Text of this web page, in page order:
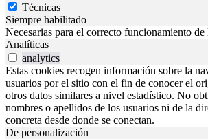
Técnicas
Siempre habilitado
Necesarias para el correcto funcionamiento de
Analíticas
analytics
Estas cookies recogen información sobre la
usuarios por el sitio con el fin de conocer el
otros datos similares a nivel estadístico. No
nombres o apellidos de los usuarios ni de la
concreta desde donde se conectan.
De personalización